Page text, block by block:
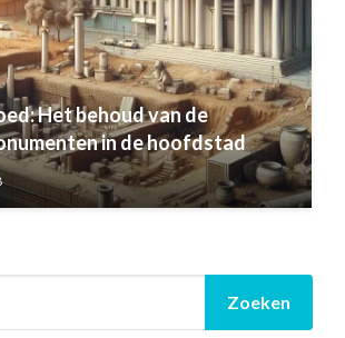
Het behoud van de
in de hoofdstad
Zoeken